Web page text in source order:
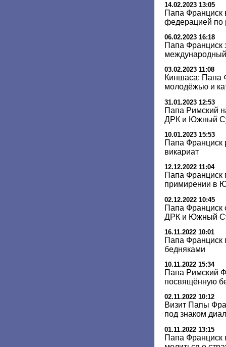
14.02.2023 13:05
Папа Франциск
федерацией по
06.02.2023 16:18
Папа Франциск
международный
03.02.2023 11:08
Киншаса: Папа
молодёжью и
31.01.2023 12:53
Папа Римский
ДРК и Южный
10.01.2023 15:53
Папа
викариат
12.12.2022 11:04
Папа Франциск
примирении в
02.12.2022 10:45
Папа Франциск
ДРК и Южный
16.11.2022 10:01
Папа Франциск
бедняками
10.11.2022 15:34
Папа Римский
посвящённую
02.11.2022 10:12
Визит Папы
под знаком
01.11.2022 13:15
Папа Франциск